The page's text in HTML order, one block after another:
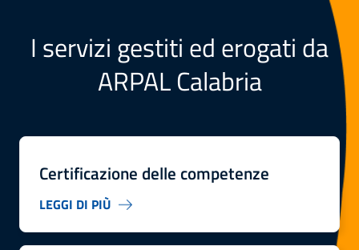
I servizi gestiti ed erogati da
ARPAL Calabria
Certificazione delle competenze
LEGGI DI PIÙ